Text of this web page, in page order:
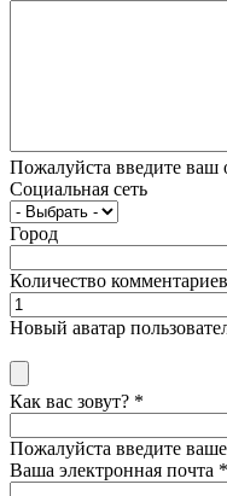
Пожалуйста введите ваш
Социальная сеть
Город
Количество комментариев
Новый аватар
Как вас зовут? *
Пожалуйста введите
Ваша электронная почта *